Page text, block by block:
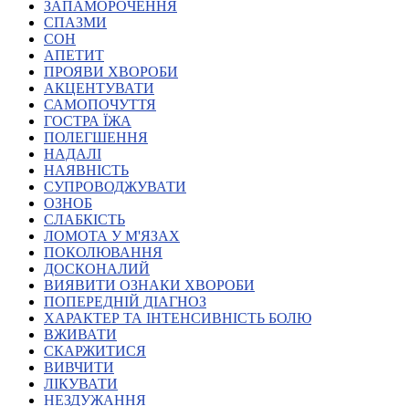
Реєстр перекладачів жестової мови Українського
товариства глухих
Підготовка перекладачів
"Сервіс УТОГ"
Атестація
Безбар'єрність для глухих
Волинська область
Дніпропетровська область
Донецька область
Житомирська область
Закарпатська область
Запорізька область
Івано-Франківська область
Київ
Київська область
ЗАПАМОРОЧЕННЯ
СПАЗМИ
СОН
АПЕТИТ
ПРОЯВИ ХВОРОБИ
АКЦЕНТУВАТИ
САМОПОЧУТТЯ
ГОСТРА ЇЖА
ПОЛЕГШЕННЯ
НАДАЛІ
НАЯВНІСТЬ
СУПРОВОДЖУВАТИ
ОЗНОБ
СЛАБКІСТЬ
ЛОМОТА У М'ЯЗАХ
ПОКОЛЮВАННЯ
ДОСКОНАЛИЙ
ВИЯВИТИ ОЗНАКИ ХВОРОБИ
ПОПЕРЕДНІЙ ДІАГНОЗ
ХАРАКТЕР ТА ІНТЕНСИВНІСТЬ БОЛЮ
ВЖИВАТИ
СКАРЖИТИСЯ
ВИВЧИТИ
ЛІКУВАТИ
НЕЗДУЖАННЯ